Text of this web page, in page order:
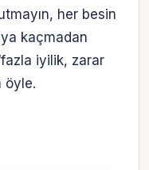
her besin
kaçmadan
iyilik, zarar
öyle.